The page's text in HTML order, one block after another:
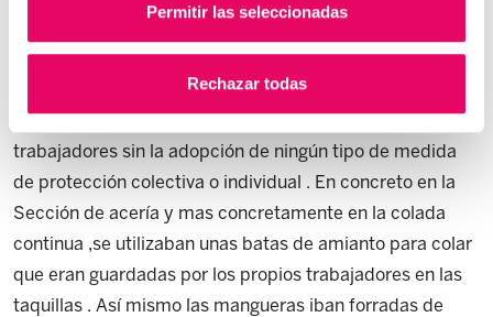
Permitir las seleccionadas
Rechazar todas
1994 , el mismo estuvo expuesto a fibras de amianto
dado que este material era manipulado y cortado con
sierra , cincel o martillo directamente por los
trabajadores sin la adopción de ningún tipo de medida
de protección colectiva o individual . En concreto en la
Sección de acería y mas concretamente en la colada
continua ,se utilizaban unas batas de amianto para colar
que eran guardadas por los propios trabajadores en las
taquillas . Así mismo las mangueras iban forradas de